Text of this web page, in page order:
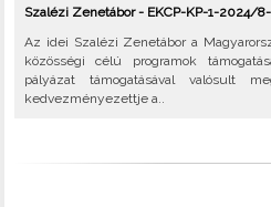
Szalézi Zenetábor - EKCP-KP-1-2024/
Az idei Szalézi Zenetábor a
közösségi célú programok
pályázat támogatásával valósult
kedvezményezettje a..